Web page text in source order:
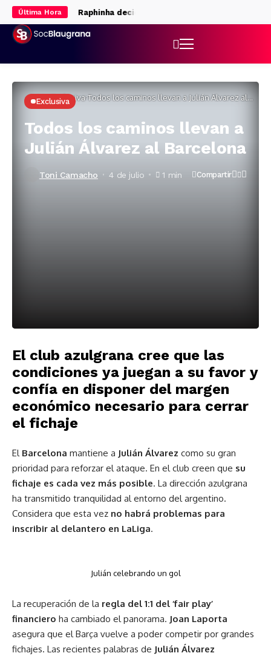
Última Hora
de Udine Raphinha decide en Udine y el Barça se estrena
Inicio Exclusiva Todos los caminos llevan a Julián Álvarez al
Exclusiva
Todos los caminos llevan a
Julián Álvarez al Barcelona
Toni Camacho 4 de julio 1 min Compartir
El club azulgrana cree que las
condiciones ya juegan a su favor y
confía en disponer del margen
económico necesario para cerrar
el fichaje
El Barcelona mantiene a Julián Álvarez como su gran
prioridad para reforzar el ataque. En el club creen que su
fichaje es cada vez más posible. La dirección azulgrana
ha transmitido tranquilidad al entorno del argentino.
Considera que esta vez no habrá problemas para
inscribir al delantero en LaLiga.
Julián celebrando un gol
La recuperación de la regla del 1:1 del ‘fair play’
financiero ha cambiado el panorama. Joan Laporta
asegura que el Barça vuelve a poder competir por grandes
fichajes. Las recientes palabras de Julián Álvarez